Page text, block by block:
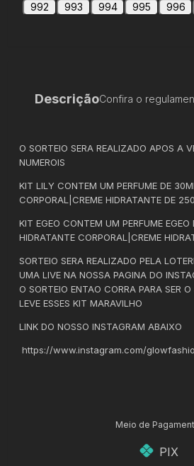
992
993 994 995 996
DescriçãoConfira o
O SORTEIO SERA REALIZADO APOS A
NUMEROIS
KIT LILY CONTEM UM PERFUME DE
CORPORAL|CREME HIDRATANTE DE
KIT EGEO CONTEM UM PERFUME EGEO
HIDRATANTE CORPORAL|CREME
SORTEIO SERA REALIZADO PELA
UMA LIVE NA NOSSA PAGINA DO
O SORTEIO ENTAO CORRA PARA SER
LEVE ESSES KIT MARAVILHO
LINK DO NOSSO INSTAGRAM ABAIXO
https://www.instagram.com/
Meio de
PIX